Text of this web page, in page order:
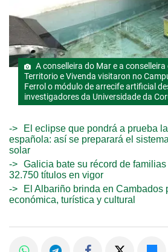
A conselleira do Mar e a
Territorio e Vivenda visitaron no
Ferrol o módulo de arrecife artificial
investigadores da Universidade da
El eclipse que pondrá a prueba
española: así se preparará el
solar
Galicia bate su récord de
32.750 títulos en vigor
El Albariño brinda en Cambados
económica, turística y cultural